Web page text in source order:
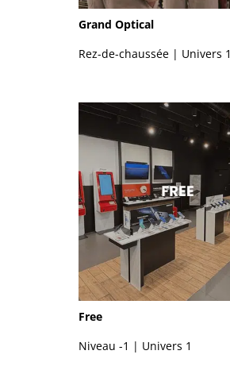
Grand Optical
Rez-de-chaussée | Univers 1
Free
Niveau -1 | Univers 1